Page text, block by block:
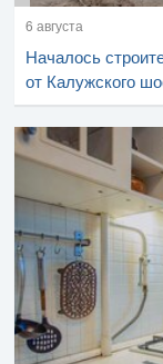
6 августа
Началось
от Калужского